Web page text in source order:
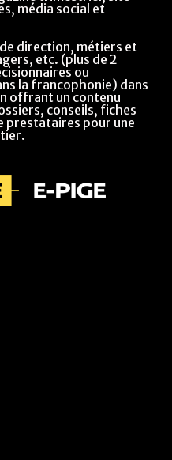
média social et
direction, métiers et
etc. (plus de 2
ou
la francophonie) dans
offrant un contenu
conseils, fiches
prestataires pour une